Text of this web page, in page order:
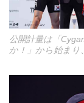
公開計量は「
か！」から始まり